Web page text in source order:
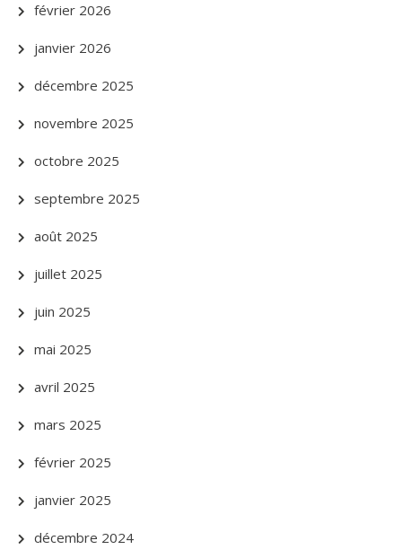
février 2026
janvier 2026
décembre 2025
novembre 2025
octobre 2025
septembre 2025
août 2025
juillet 2025
juin 2025
mai 2025
avril 2025
mars 2025
février 2025
janvier 2025
décembre 2024